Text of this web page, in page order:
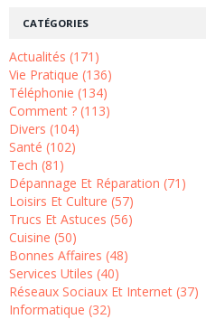
CATÉGORIES
Actualités (171)
Vie Pratique (136)
Téléphonie (134)
Comment ? (113)
Divers (104)
Santé (102)
Tech (81)
Dépannage Et Réparation (71)
Loisirs Et Culture (57)
Trucs Et Astuces (56)
Cuisine (50)
Bonnes Affaires (48)
Services Utiles (40)
Réseaux Sociaux Et Internet (37)
Informatique (32)